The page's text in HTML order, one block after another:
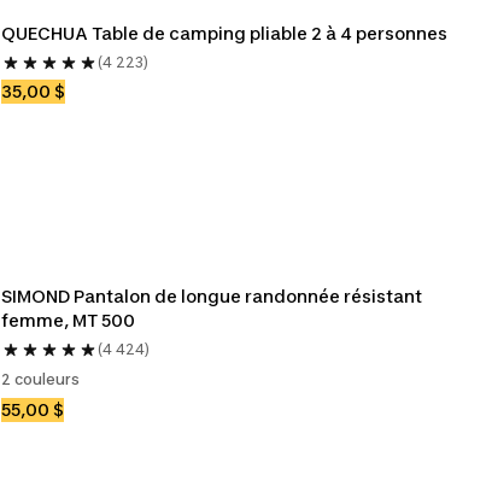
QUECHUA Table de camping pliable 2 à 4 personnes
(4 223)
35,00 $
SIMOND Pantalon de longue randonnée résistant
femme, MT 500
(4 424)
2 couleurs
55,00 $